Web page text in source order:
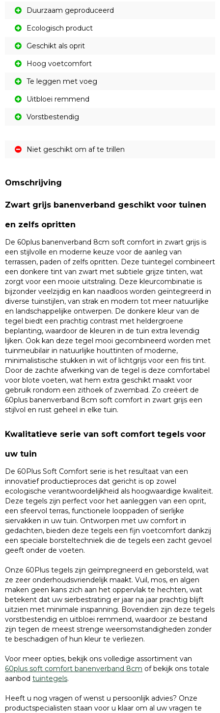
Duurzaam geproduceerd
Ecologisch product
Geschikt als oprit
Hoog voetcomfort
Te leggen met voeg
Uitbloei remmend
Vorstbestendig
Niet geschikt om af te trillen
Omschrijving
Zwart grijs banenverband geschikt voor tuinen
en zelfs opritten
De 60plus banenverband 8cm soft comfort in zwart grijs is
een stijlvolle en moderne keuze voor de aanleg van
terrassen, paden of zelfs opritten. Deze tuintegel combineert
een donkere tint van zwart met subtiele grijze tinten, wat
zorgt voor een mooie uitstraling. Deze kleurcombinatie is
bijzonder veelzijdig en kan naadloos worden geïntegreerd in
diverse tuinstijlen, van strak en modern tot meer natuurlijke
en landschappelijke ontwerpen. De donkere kleur van de
tegel biedt een prachtig contrast met heldergroene
beplanting, waardoor de kleuren in de tuin extra levendig
lijken. Ook kan deze tegel mooi gecombineerd worden met
tuinmeubilair in natuurlijke houttinten of moderne,
minimalistische stukken in wit of lichtgrijs voor een fris tint.
Door de zachte afwerking van de tegel is deze comfortabel
voor blote voeten, wat hem extra geschikt maakt voor
gebruik rondom een zithoek of zwembad. Zo creëert de
60plus banenverband 8cm soft comfort in zwart grijs een
stijlvol en rust geheel in elke tuin.
Kwalitatieve serie van soft comfort tegels voor
uw tuin
De 60Plus Soft Comfort serie is het resultaat van een
innovatief productieproces dat gericht is op zowel
ecologische verantwoordelijkheid als hoogwaardige kwaliteit.
Deze tegels zijn perfect voor het aanleggen van een oprit,
een sfeervol terras, functionele looppaden of sierlijke
siervakken in uw tuin. Ontworpen met uw comfort in
gedachten, bieden deze tegels een fijn voetcomfort dankzij
een speciale borsteltechniek die de tegels een zacht gevoel
geeft onder de voeten.
Onze 60Plus tegels zijn geïmpregneerd en geborsteld, wat
ze zeer onderhoudsvriendelijk maakt. Vuil, mos, en algen
maken geen kans zich aan het oppervlak te hechten, wat
betekent dat uw sierbestrating er jaar na jaar prachtig blijft
uitzien met minimale inspanning. Bovendien zijn deze tegels
vorstbestendig en uitbloei remmend, waardoor ze bestand
zijn tegen de meest strenge weersomstandigheden zonder
te beschadigen of hun kleur te verliezen.
Voor meer opties, bekijk ons volledige assortiment van
60plus soft comfort banenverband 8cm of bekijk ons totale
aanbod tuintegels.
Heeft u nog vragen of wenst u persoonlijk advies? Onze
productspecialisten staan voor u klaar om al uw vragen te